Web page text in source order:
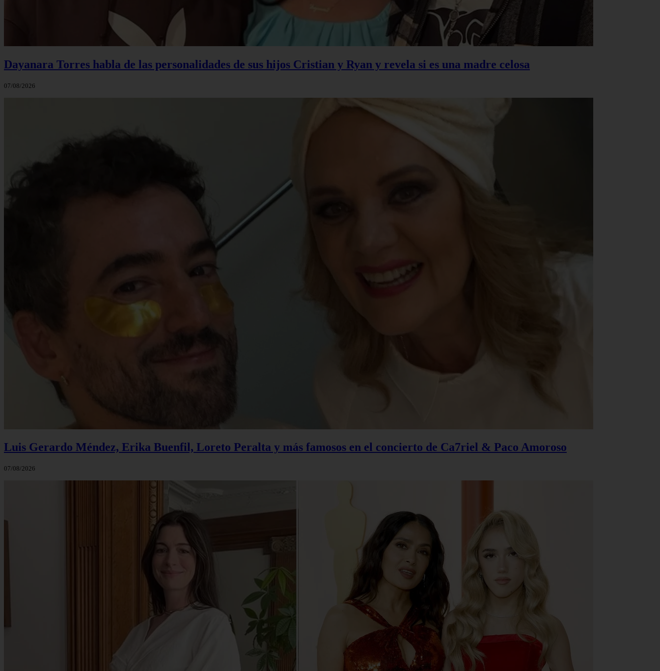
Dayanara Torres habla de las personalidades de sus hijos Cristian y Ryan y revela si es una madre celosa
07/08/2026
Luis Gerardo Méndez, Erika Buenfil, Loreto Peralta y más famosos en el concierto de Ca7riel & Paco Amoroso
07/08/2026